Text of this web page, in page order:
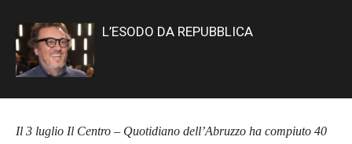
L’ESODO DA REPUBBLICA
Il 3 luglio Il Centro – Quotidiano dell’Abruzzo ha compiuto 40